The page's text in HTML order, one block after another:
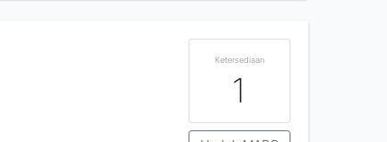
Ketersediaan
1